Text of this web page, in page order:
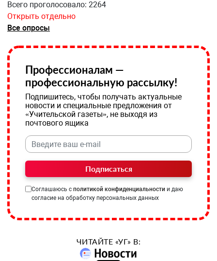
Всего проголосовало: 2264
Открыть отдельно
Все опросы
Профессионалам —
профессиональную рассылку!
Подпишитесь, чтобы получать актуальные
новости и специальные предложения от
«Учительской газеты», не выходя из
почтового ящика
Подписаться
Соглашаюсь с политикой конфиденциальности и даю
согласие на обработку персональных данных
ЧИТАЙТЕ «УГ» В: